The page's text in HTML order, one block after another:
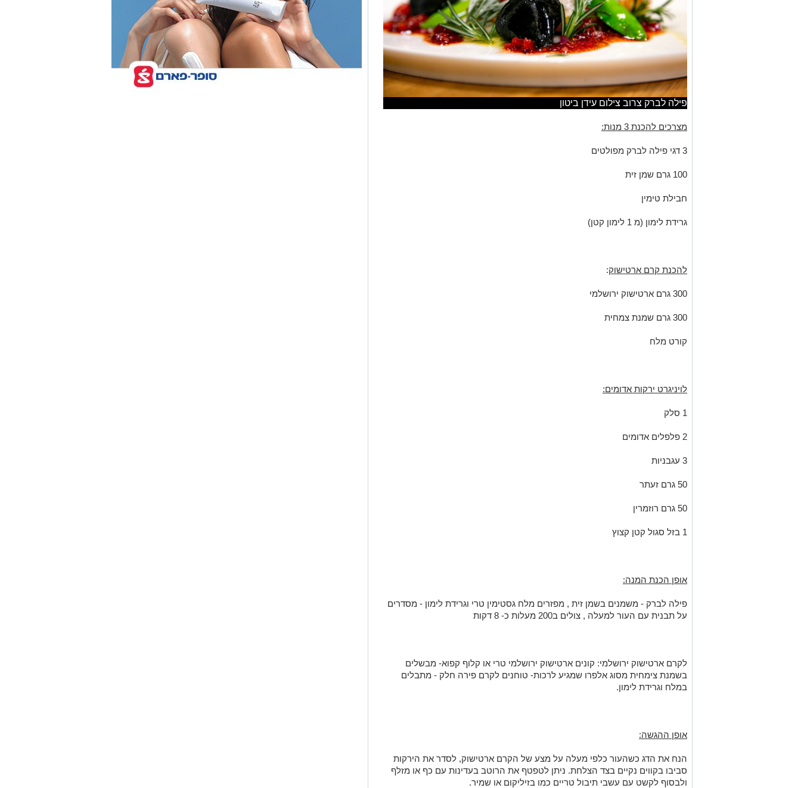
פילה לברק צרוב צילום עידן ביטון
מצרכים להכנת 3 מנות:
3 דגי פילה לברק מפולטים
100 גרם שמן זית
חבילת טימין
גרידת לימון (מ 1 לימון קטן)
להכנת קרם ארטישוק:
300 גרם ארטישוק ירושלמי
300 גרם שמנת צמחית
קורט מלח
לויניגרט ירקות אדומים:
1 סלק
2 פלפלים אדומים
3 עגבניות
50 גרם זעתר
50 גרם רוזמרין
1 בזל סגול קטן קצוץ
אופן הכנת המנה:
פילה לברק - משמנים בשמן זית , מפזרים מלח גסטימין טרי וגרידת לימון - מסדרים
על תבנית עם העור למעלה , צולים ב200 מעלות כ- 8 דקות
לקרם ארטישוק ירושלמי: קונים ארטישוק ירושלמי טרי או קלוף קפוא- מבשלים
בשמנת צימחית מסוג אלפרו שמגיע לרכות- טוחנים לקרם פירה חלק - מתבלים
במלח וגרידת לימון.
אופן ההגשה:
הנח את הדג כשהעור כלפי מעלה על מצע של הקרם ארטישוק, לסדר את הירקות
סביבו בקווים נקיים בצד הצלחת. ניתן לטפטף את הרוטב בעדינות עם כף או מזלף
ולבסוף לקשט עם עשבי תיבול טריים כמו בזיליקום או שמיר.